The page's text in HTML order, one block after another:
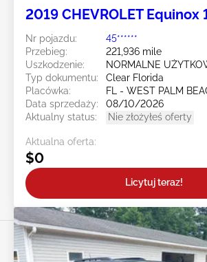
2019 CHEVROLET Equinox
Nr pojazdu:
45******
Przebieg:
221,936 mile
Uszkodzenie:
NORMALNE
Typ dokumentu:
Clear Florida
Placówka:
FL - WEST PALM
Data sprzedaży:
08/10/2026
Aktualny status:
Nie złożyłeś oferty
Aktualna oferta:
$0
Licytuj teraz!